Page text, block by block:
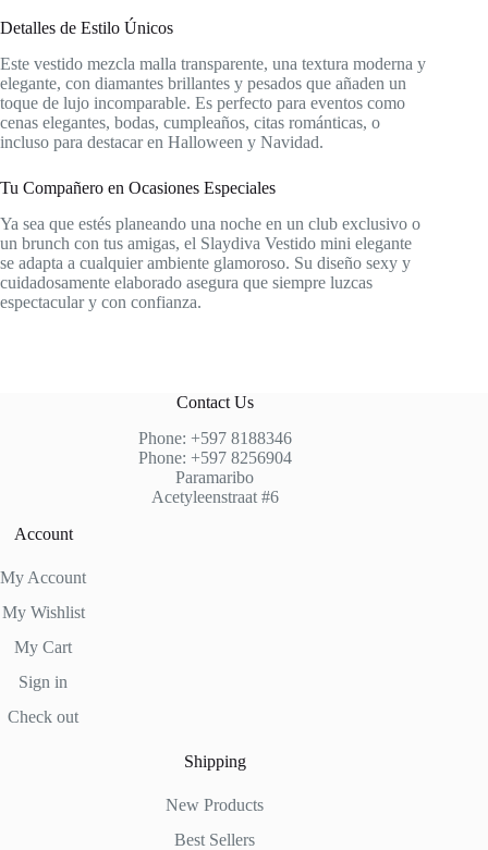
Detalles de Estilo Únicos
Este vestido mezcla malla transparente, una textura moderna y
elegante, con diamantes brillantes y pesados que añaden un
toque de lujo incomparable. Es perfecto para eventos como
cenas elegantes, bodas, cumpleaños, citas románticas, o
incluso para destacar en Halloween y Navidad.
Tu Compañero en Ocasiones Especiales
Ya sea que estés planeando una noche en un club exclusivo o
un brunch con tus amigas, el Slaydiva Vestido mini elegante
se adapta a cualquier ambiente glamoroso. Su diseño sexy y
cuidadosamente elaborado asegura que siempre luzcas
espectacular y con confianza.
Contact Us
Phone: +597 8188346
Phone: +597 8256904
Paramaribo
Acetyleenstraat #6
Account
My Account
My Wishlist
My Cart
Sign in
Check out
Shipping
New Products
Best Sellers